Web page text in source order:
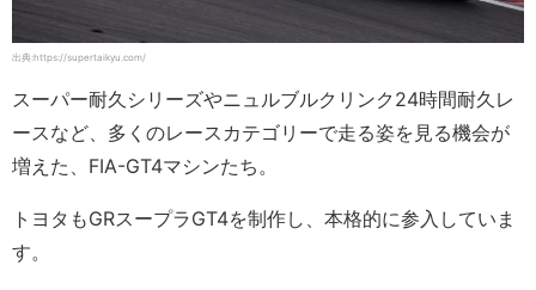
出典:https://supertaikyu.com/
スーパー耐久シリーズやニュルブルクリンク24時間耐久レ
ースなど、多くのレースカテゴリーで走る姿を見る機会が
増えた、FIA-GT4マシンたち。
トヨタもGRスープラGT4を制作し、本格的に参入していま
す。